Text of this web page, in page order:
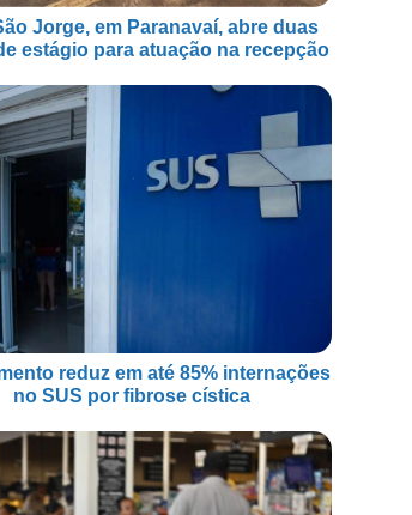
Jorge, em Paranavaí, abre duas
estágio para atuação na recepção
reduz em até 85% internações
no SUS por fibrose cística